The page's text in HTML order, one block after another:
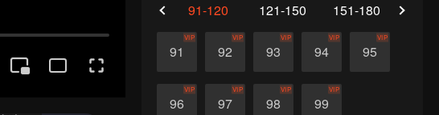
91-120 121-150 151-180
91
VIP
92
VIP
93
VIP
94
VIP
95
VIP
96
VIP
97
VIP
98
VIP
99
VIP